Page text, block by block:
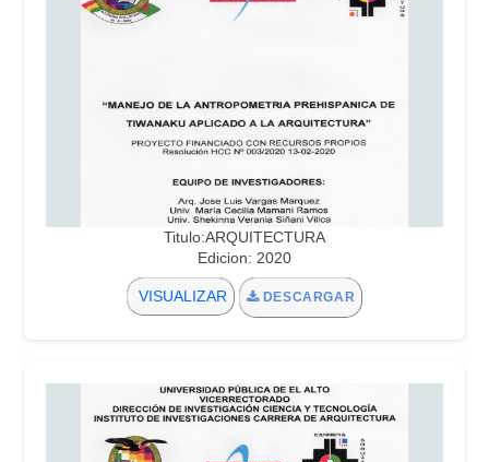
Titulo:ARQUITECTURA
Edicion: 2020
VISUALIZAR DESCARGAR